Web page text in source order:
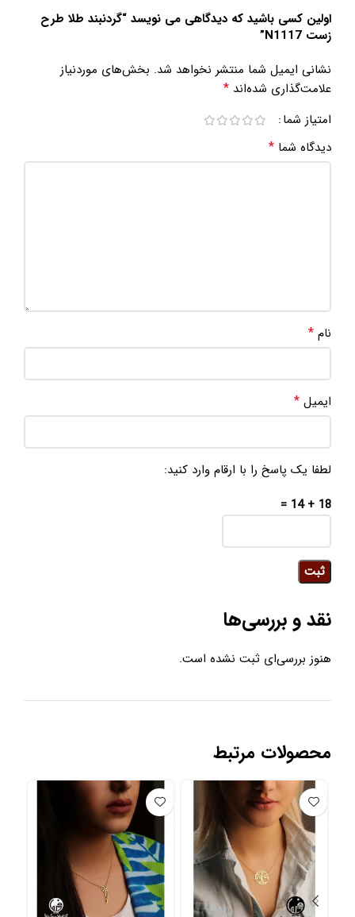
نقد و بررسی‌ها
هنوز بررسی‌ای ثبت نشده است.
اولین کسی باشید که دیدگاهی می نویسد “گردنبند طلا طرح
زست N1117”
نشانی ایمیل شما منتشر نخواهد شد. بخش‌های موردنیاز
علامت‌گذاری شده‌اند *
امتیاز شما
دیدگاه شما *
نام *
ایمیل *
لطفا یک پاسخ را با ارقام وارد کنید:
18 + 14 =
محصولات مرتبط